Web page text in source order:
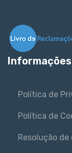
Informações
Política de
Política de
Resolução